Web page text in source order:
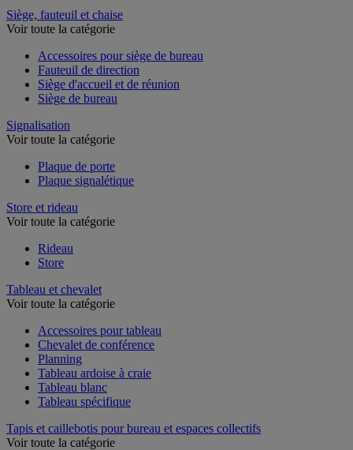
Siège, fauteuil et chaise
Accessoires pour siège de bureau
Fauteuil de direction
Siège d'accueil et de réunion
Signalisation
Plaque de porte
Store et rideau
Rideau
Tableau et chevalet
Accessoires pour tableau
Chevalet de conférence
Planning
Tableau ardoise à craie
Tableau blanc
Tapis et caillebotis pour bureau et espaces collectifs